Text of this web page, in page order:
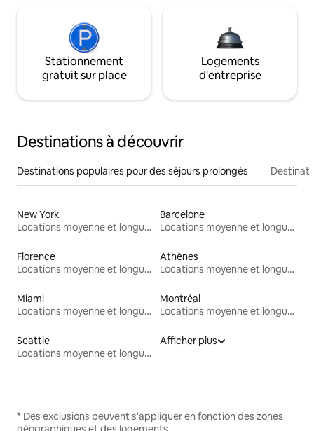
Stationnement
gratuit sur place
Logements
d'entreprise
Destinations à découvrir
Destinations populaires pour des séjours prolongés
New York
Locations moyenne et longue durée
Barcelone
Locations moyenne et longue durée
Florence
Locations moyenne et longue durée
Athènes
Locations moyenne et longue durée
Miami
Locations moyenne et longue durée
Montréal
Locations moyenne et longue durée
Seattle
Locations moyenne et longue durée
Afficher plus
* Des exclusions peuvent s'appliquer en fonction des zones